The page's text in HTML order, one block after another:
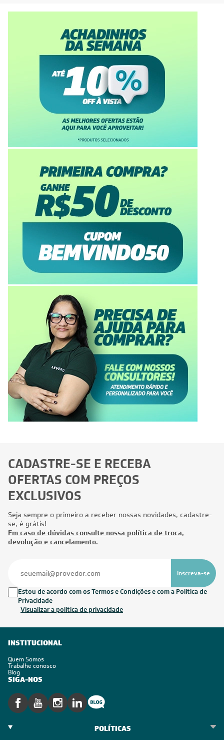
CADASTRE-SE E RECEBA
OFERTAS COM PREÇOS
EXCLUSIVOS
Seja sempre o primeiro a receber nossas novidades, cadastre-
se, é grátis!
Em caso de dúvidas consulte nossa política de troca,
devolução e cancelamento.
Inscreva-se
Estou de acordo com os Termos e Condições e com a Política de
Privacidade
Visualizar a política de privacidade
INSTITUCIONAL
Quem Somos
Trabalhe conosco
Blog
SIGA-NOS
POLÍTICAS